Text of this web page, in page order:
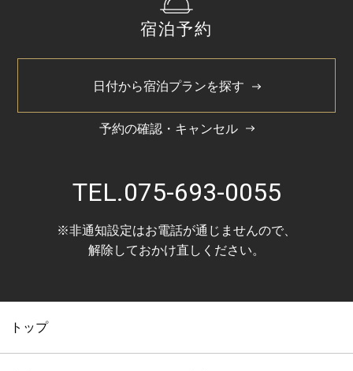
宿泊予約
日付から宿泊プランを探す
予約の確認・キャンセル
TEL.075-693-0055
※非通知設定はお電話が通じませんので、
解除しておかけ直しください。
トップ